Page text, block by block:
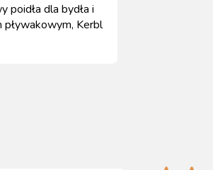
poidła dla bydła i
pływakowym, Kerbl